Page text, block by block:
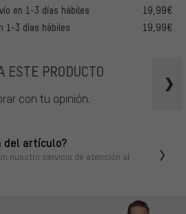
en 1-3 días hábiles
19,99€
1-3 días hábiles
19,99€
ESTE PRODUCTO
con tu opinión.
del artículo?
nuestro servicio de atención al